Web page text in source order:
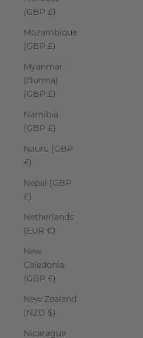
(GBP £)
Mozambique
(GBP £)
Myanmar
(Burma)
(GBP £)
Namibia
(GBP £)
Nauru (GBP
£)
Nepal (GBP
£)
Netherlands
(EUR €)
New
Caledonia
(GBP £)
New Zealand
(NZD $)
Nicaragua